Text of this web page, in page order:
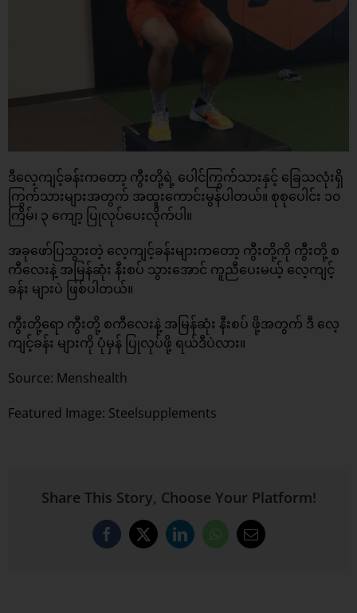
ဒီလေ့ကျင့်ခန်းကတော့ ကွီးတို့ရဲ့ ပေါင်ကြွက်သားနှင့် ခြေသလုံးရှိ
ကြွက်သားများအတွက် အထူးကောင်းမွန်ပါတယ်။ စုစုပေါင်း ၁၀
ကြိမ်​၊ ၃ ကျော့ ပြုလုပ်ပေးလိုက်ပါ။
အခုဖော်ပြသွားတဲ့ လေ့ကျင့်ခန်းများကတော့ ကွီးတို့ကို ကွီးတို့ စ
ကီလေးနဲ့ အမြန်ဆုံး နီးစပ် သွားအောင် ကူညီပေးမယ့် လေ့ကျင့်
ခန်း များပဲ ဖြစ်ပါတယ်။
ကွီးတို့ရော ကွီးတို့ စကီလေးနဲ့ အမြန်ဆုံး နီးစပ် ဖို့အတွက် ဒီ လေ့
ကျင့်ခန်း များကို ပုံမှန် ပြုလုပ်ဖို့ ရယ်ဒီပဲလား။
Source: Menshealth
Featured Image: Steelsupplements
Share This Story, Choose Your Platform!
Facebook
X LinkedInWhatsApp
Email